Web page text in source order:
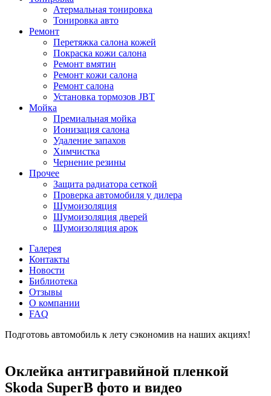
Атермальная тонировка
Тонировка авто
Ремонт
Перетяжка салона кожей
Покраска кожи салона
Ремонт вмятин
Ремонт кожи салона
Ремонт салона
Установка тормозов JBT
Мойка
Премиальная мойка
Ионизация салона
Удаление запахов
Химчистка
Чернение резины
Прочее
Защита радиатора сеткой
Проверка автомобиля у дилера
Шумоизоляция
Шумоизоляция дверей
Шумоизоляция арок
Галерея
Контакты
Новости
Библиотека
Отзывы
О компании
FAQ
Подготовь автомобиль к лету сэкономив на наших акциях!
Оклейка антигравийной пленкой
Skoda SuperB фото и видео